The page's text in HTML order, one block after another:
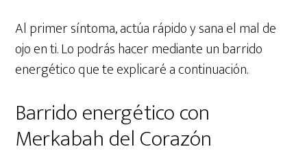
Al primer síntoma, actúa rápido y sana el mal de
ojo en ti. Lo podrás hacer mediante un barrido
energético que te explicaré a continuación.
Barrido energético con
Merkabah del Corazón